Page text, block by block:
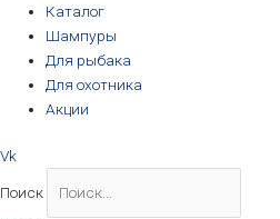
Каталог
Шампуры
Для рыбака
Для охотника
Акции
Vk
Поиск